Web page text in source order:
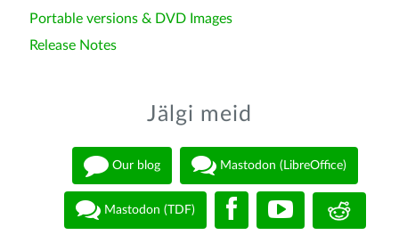
Portable versions & DVD Images
Release Notes
Jälgi meid
Our blog Mastodon (LibreOffice)
Mastodon (TDF)